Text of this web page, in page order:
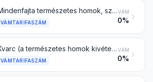
Mindenfajta természetes homok, színezve is, a 26. árucsoportba tartozó fémtartalmú homok kivételével
VÁMTARIFASZÁM
VÁM
0%
Kvarc (a természetes homok kivételével); kvarcit durván nagyolva vagy fűrésszel vagy más módon egyszerűen vágva, tömb vagy téglalap (beleértve a négyzet) alakú tábla formában
VÁMTARIFASZÁM
VÁM
0%